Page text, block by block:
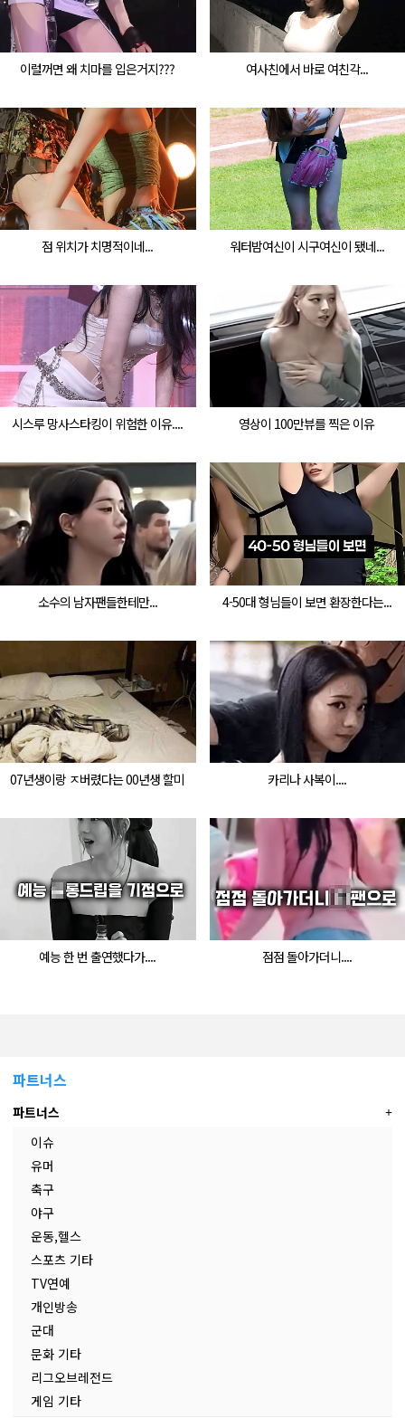
이럴꺼면 왜 치마를 입은거지??? 여사친에서 바로 여친각...
점 위치가 치명적이네... 워터밤여신이 시구여신이 됐네...
시스루 망사스타킹이 위험한 이유.... 영상이 100만뷰를 찍은 이유
소수의 남자팬들한테만... 4-50대 형님들이 보면 환장한다는...
07년생이랑 ㅈ버렸다는 00년생 할미 카리나 사복이....
예능 한 번 출연했다가.... 점점 돌아가더니....
파트너스
파트너스
이슈
유머
축구
야구
운동,헬스
스포츠 기타
TV연예
개인방송
군대
문화 기타
리그오브레전드
게임 기타